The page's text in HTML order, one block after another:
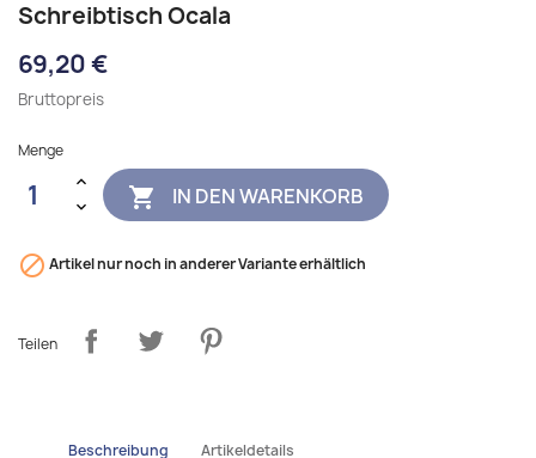
Schreibtisch Ocala
69,20 €
Bruttopreis
Menge
 IN DEN WARENKORB
 Artikel nur noch in anderer Variante erhältlich
Teilen
Beschreibung Artikeldetails